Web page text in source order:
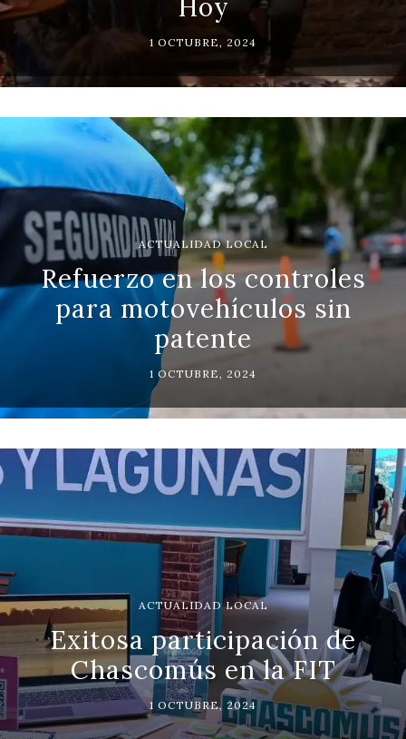
Hoy
1 OCTUBRE, 2024
ACTUALIDAD LOCAL
Refuerzo en los controles
para motovehículos sin
patente
1 OCTUBRE, 2024
ACTUALIDAD LOCAL
Exitosa participación de
Chascomús en la FIT
1 OCTUBRE, 2024